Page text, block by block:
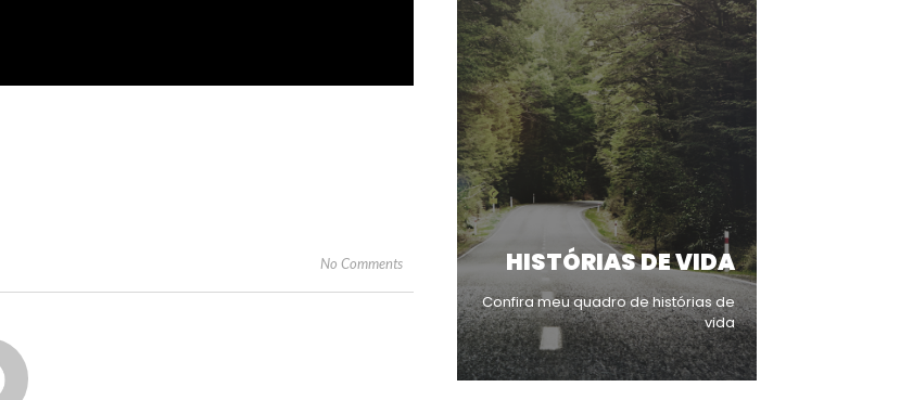
No Comments HISTÓRIAS DE VIDA
Confira meu quadro de histórias de
vida